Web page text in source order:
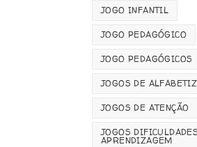
JOGO INFANTIL
JOGO PEDAGÓGICO
JOGO PEDAGÓGICOS
JOGOS DE
JOGOS DE ATENÇÃO
JOGOS
APRENDIZAGEM